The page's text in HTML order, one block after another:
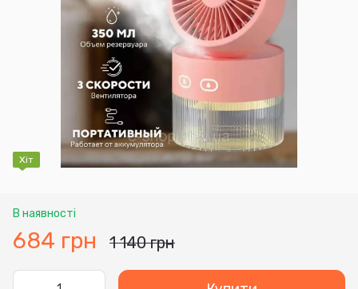
Хіт
В наявності
684 грн 1 140 грн